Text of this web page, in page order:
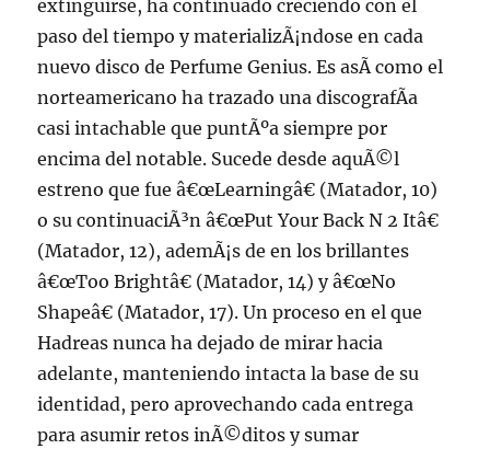
extinguirse, ha continuado creciendo con el
paso del tiempo y materializÃ¡ndose en cada
nuevo disco de Perfume Genius. Es asÃ­ como el
norteamericano ha trazado una discografÃ­a
casi intachable que puntÃºa siempre por
encima del notable. Sucede desde aquÃ©l
estreno que fue â€œLearningâ€ (Matador, 10)
o su continuaciÃ³n â€œPut Your Back N 2 Itâ€
(Matador, 12), ademÃ¡s de en los brillantes
â€œToo Brightâ€ (Matador, 14) y â€œNo
Shapeâ€ (Matador, 17). Un proceso en el que
Hadreas nunca ha dejado de mirar hacia
adelante, manteniendo intacta la base de su
identidad, pero aprovechando cada entrega
para asumir retos inÃ©ditos y sumar